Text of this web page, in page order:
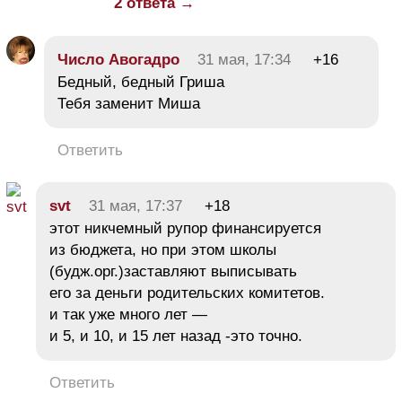
2 ответа →
Число Авогадро 31 мая, 17:34
+16
Бедный, бедный Гриша
Тебя заменит Миша
Ответить
svt 31 мая, 17:37
+18
этот никчемный рупор финансируется
из бюджета, но при этом школы
(будж.орг.)заставляют выписывать
его за деньги родительских комитетов.
и так уже много лет —
и 5, и 10, и 15 лет назад -это точно.
Ответить